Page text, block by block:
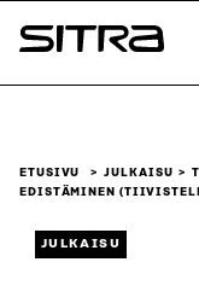
Siirry
suoraan
Sitra
ETUSIVU JULKAISU
EDISTÄMINEN
JULKAISU